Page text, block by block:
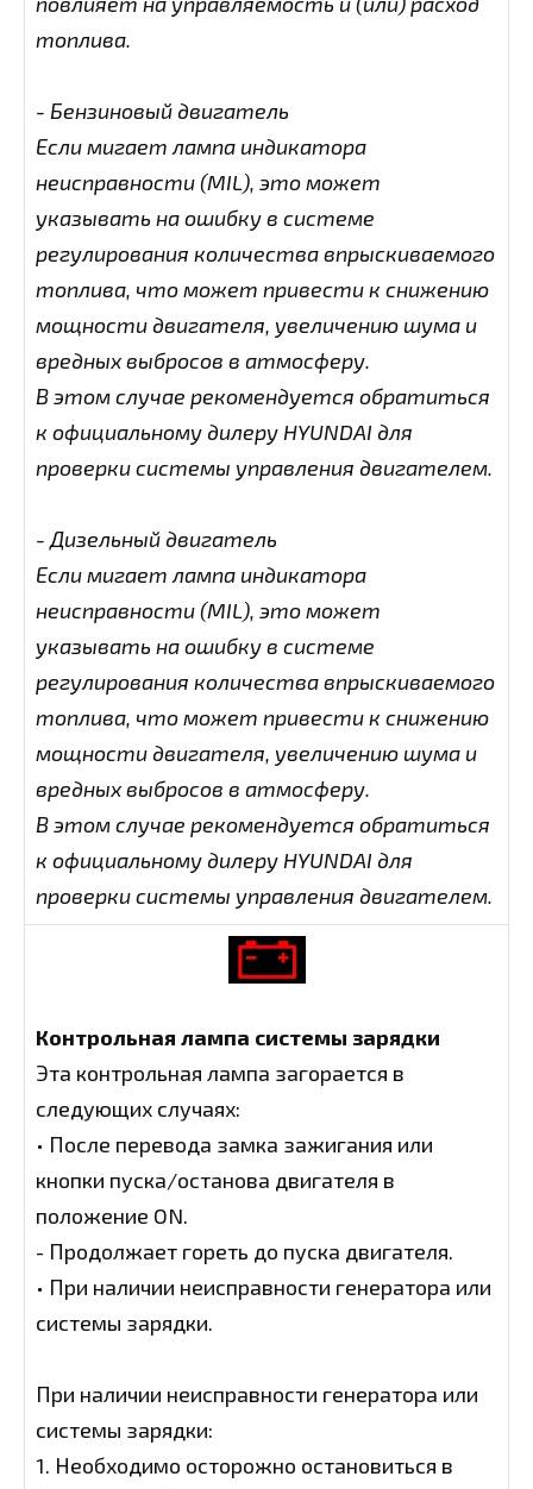
топлива.
- Бензиновый двигатель
Если мигает лампа индикатора
неисправности (MIL), это может
указывать на ошибку в системе
регулирования количества впрыскиваемого
топлива, что может привести к снижению
мощности двигателя, увеличению шума и
вредных выбросов в атмосферу.
В этом случае рекомендуется обратиться
к официальному дилеру HYUNDAI для
проверки системы управления двигателем.
- Дизельный двигатель
Если мигает лампа индикатора
неисправности (MIL), это может
указывать на ошибку в системе
регулирования количества впрыскиваемого
топлива, что может привести к снижению
мощности двигателя, увеличению шума и
вредных выбросов в атмосферу.
В этом случае рекомендуется обратиться
к официальному дилеру HYUNDAI для
проверки системы управления двигателем.
Контрольная лампа системы зарядки
Эта контрольная лампа загорается в
следующих случаях:
• После перевода замка зажигания или
кнопки пуска/останова двигателя в
положение ON.
- Продолжает гореть до пуска двигателя.
• При наличии неисправности генератора или
системы зарядки.
При наличии неисправности генератора или
системы зарядки:
1. Необходимо осторожно остановиться в